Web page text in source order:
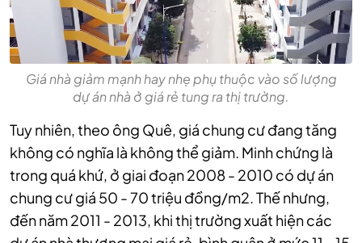
Giá nhà giảm mạnh hay nhẹ phụ thuộc vào số lượng
dự án nhà ở giá rẻ tung ra thị trường.
Tuy nhiên, theo ông Quê, giá chung cư đang tăng
không có nghĩa là không thể giảm. Minh chứng là
trong quá khứ, ở giai đoạn 2008 - 2010 có dự án
chung cư giá 50 - 70 triệu đồng/m2. Thế nhưng,
đến năm 2011 - 2013, khi thị trường xuất hiện các